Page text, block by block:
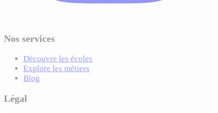
Nos services
Découvre les écoles
Explore les métiers
Blog
Légal